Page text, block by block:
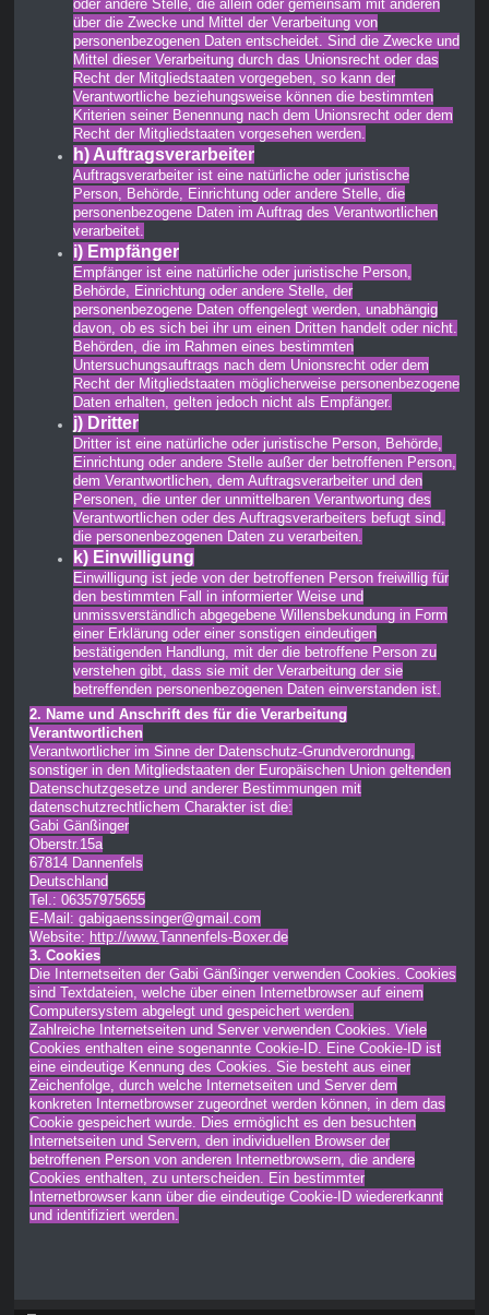
oder andere Stelle, die allein oder gemeinsam mit anderen
über die Zwecke und Mittel der Verarbeitung von
personenbezogenen Daten entscheidet. Sind die Zwecke und
Mittel dieser Verarbeitung durch das Unionsrecht oder das
Recht der Mitgliedstaaten vorgegeben, so kann der
Verantwortliche beziehungsweise können die bestimmten
Kriterien seiner Benennung nach dem Unionsrecht oder dem
Recht der Mitgliedstaaten vorgesehen werden.
h) Auftragsverarbeiter
Auftragsverarbeiter ist eine natürliche oder juristische
Person, Behörde, Einrichtung oder andere Stelle, die
personenbezogene Daten im Auftrag des Verantwortlichen
verarbeitet.
i) Empfänger
Empfänger ist eine natürliche oder juristische Person,
Behörde, Einrichtung oder andere Stelle, der
personenbezogene Daten offengelegt werden, unabhängig
davon, ob es sich bei ihr um einen Dritten handelt oder nicht.
Behörden, die im Rahmen eines bestimmten
Untersuchungsauftrags nach dem Unionsrecht oder dem
Recht der Mitgliedstaaten möglicherweise personenbezogene
Daten erhalten, gelten jedoch nicht als Empfänger.
j) Dritter
Dritter ist eine natürliche oder juristische Person, Behörde,
Einrichtung oder andere Stelle außer der betroffenen Person,
dem Verantwortlichen, dem Auftragsverarbeiter und den
Personen, die unter der unmittelbaren Verantwortung des
Verantwortlichen oder des Auftragsverarbeiters befugt sind,
die personenbezogenen Daten zu verarbeiten.
k) Einwilligung
Einwilligung ist jede von der betroffenen Person freiwillig für
den bestimmten Fall in informierter Weise und
unmissverständlich abgegebene Willensbekundung in Form
einer Erklärung oder einer sonstigen eindeutigen
bestätigenden Handlung, mit der die betroffene Person zu
verstehen gibt, dass sie mit der Verarbeitung der sie
betreffenden personenbezogenen Daten einverstanden ist.
2. Name und Anschrift des für die Verarbeitung
Verantwortlichen
Verantwortlicher im Sinne der Datenschutz-Grundverordnung,
sonstiger in den Mitgliedstaaten der Europäischen Union geltenden
Datenschutzgesetze und anderer Bestimmungen mit
datenschutzrechtlichem Charakter ist die:
Gabi Gänßinger
Oberstr.15a
67814 Dannenfels
Deutschland
Tel.: 06357975655
E-Mail: gabigaenssinger@gmail.com
Website: http://www.Tannenfels-Boxer.de
3. Cookies
Die Internetseiten der Gabi Gänßinger verwenden Cookies. Cookies
sind Textdateien, welche über einen Internetbrowser auf einem
Computersystem abgelegt und gespeichert werden.
Zahlreiche Internetseiten und Server verwenden Cookies. Viele
Cookies enthalten eine sogenannte Cookie-ID. Eine Cookie-ID ist
eine eindeutige Kennung des Cookies. Sie besteht aus einer
Zeichenfolge, durch welche Internetseiten und Server dem
konkreten Internetbrowser zugeordnet werden können, in dem das
Cookie gespeichert wurde. Dies ermöglicht es den besuchten
Internetseiten und Servern, den individuellen Browser der
betroffenen Person von anderen Internetbrowsern, die andere
Cookies enthalten, zu unterscheiden. Ein bestimmter
Internetbrowser kann über die eindeutige Cookie-ID wiedererkannt
und identifiziert werden.